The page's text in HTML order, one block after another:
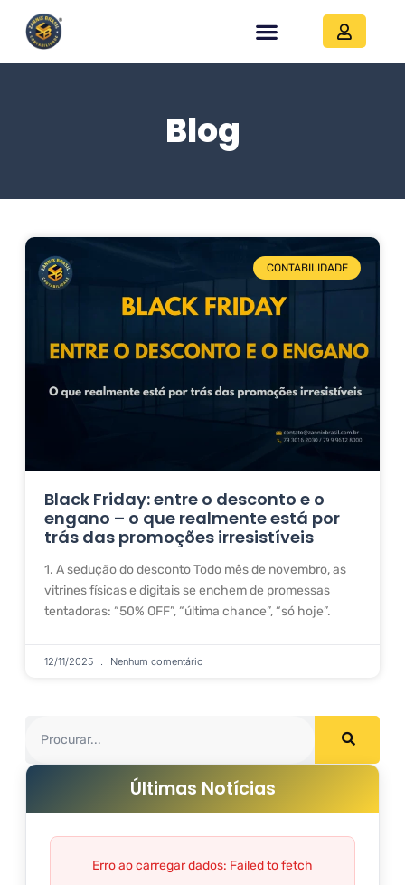
Blog
CONTABILIDADE
Black Friday: entre o desconto e o
engano – o que realmente está por
trás das promoções irresistíveis
1. A sedução do desconto Todo mês de novembro, as
vitrines físicas e digitais se enchem de promessas
tentadoras: “50% OFF”, “última chance”, “só hoje”.
12/11/2025 Nenhum comentário
Últimas Notícias
Erro ao carregar dados: Failed to fetch